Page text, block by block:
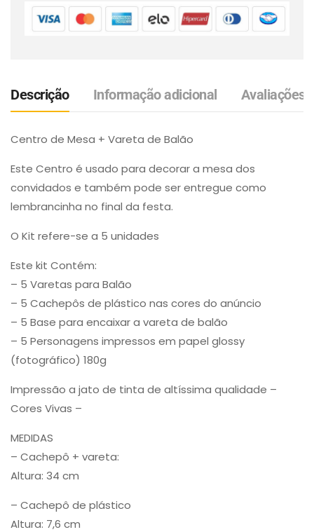
Descrição Informação adicional Avaliações
Centro de Mesa + Vareta de Balão
Este Centro é usado para decorar a mesa dos
convidados e também pode ser entregue como
lembrancinha no final da festa.
O Kit refere-se a 5 unidades
Este kit Contém:
– 5 Varetas para Balão
– 5 Cachepôs de plástico nas cores do anúncio
– 5 Base para encaixar a vareta de balão
– 5 Personagens impressos em papel glossy
(fotográfico) 180g
Impressão a jato de tinta de altíssima qualidade –
Cores Vivas –
MEDIDAS
– Cachepô + vareta:
Altura: 34 cm
– Cachepô de plástico
Altura: 7,6 cm